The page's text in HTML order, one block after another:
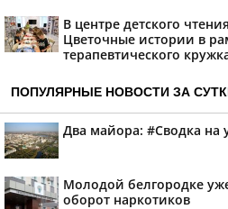
В центре детского
Цветочные истории в
терапевтического
ПОПУЛЯРНЫЕ НОВОСТИ ЗА
Два майора: #Сводка на
Молодой белгородке
оборот наркотиков